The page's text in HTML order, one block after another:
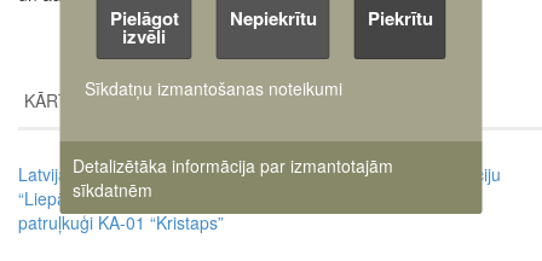
KĀRTĪBAS NOTEIKUMI
Latvijas Kara muzeja kārtības noteikumi apmeklējot ekspozīciju
“Liepājas krasta artilērijas baterija Nr.2” un teritorijā izvietoto
patruļkuģi KA-01 “Kristaps”
Pielāgot
izvēli
Nepiekrītu Piekrītu
Sīkdatņu izmantošanas noteikumi
Detalizētāka informācija par izmantotajām
sīkdatnēm